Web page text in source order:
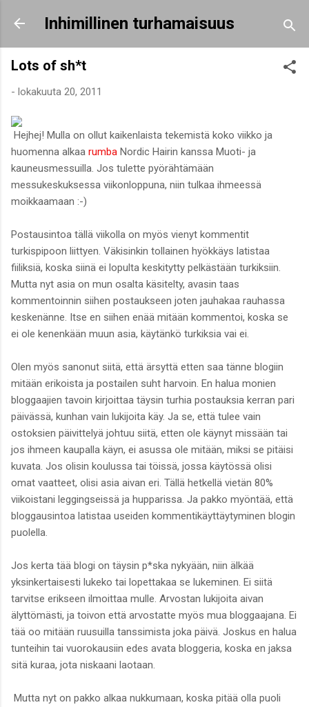
Siirry pääsisältöön
Inhimillinen turhamaisuus
Lots of sh*t
- lokakuuta 20, 2011
Hejhej! Mulla on ollut kaikenlaista tekemistä koko viikko ja
huomenna alkaa rumba Nordic Hairin kanssa Muoti- ja
kauneusmessuilla. Jos tulette pyörähtämään
messukeskuksessa viikonloppuna, niin tulkaa ihmeessä
moikkaamaan :-)
Postausintoa tällä viikolla on myös vienyt kommentit
turkispipoon liittyen. Väkisinkin tollainen hyökkäys latistaa
fiiliksiä, koska siinä ei lopulta keskitytty pelkästään turkiksiin.
Mutta nyt asia on mun osalta käsitelty, avasin taas
kommentoinnin siihen postaukseen joten jauhakaa rauhassa
keskenänne. Itse en siihen enää mitään kommentoi, koska se
ei ole kenenkään muun asia, käytänkö turkiksia vai ei.
Olen myös sanonut siitä, että ärsyttä etten saa tänne blogiin
mitään erikoista ja postailen suht harvoin. En halua monien
bloggaajien tavoin kirjoittaa täysin turhia postauksia kerran pari
päivässä, kunhan vain lukijoita käy. Ja se, että tulee vain
ostoksien päivittelyä johtuu siitä, etten ole käynyt missään tai
jos ihmeen kaupalla käyn, ei asussa ole mitään, miksi se pitäisi
kuvata. Jos olisin koulussa tai töissä, jossa käytössä olisi
omat vaatteet, olisi asia aivan eri. Tällä hetkellä vietän 80%
viikoistani leggingseissä ja hupparissa. Ja pakko myöntää, että
bloggausintoa latistaa useiden kommentikäyttäytyminen blogin
puolella.
Jos kerta tää blogi on täysin p*ska nykyään, niin älkää
yksinkertaisesti lukeko tai lopettakaa se lukeminen. Ei siitä
tarvitse erikseen ilmoittaa mulle. Arvostan lukijoita aivan
älyttömästi, ja toivon että arvostatte myös mua bloggaajana. Ei
tää oo mitään ruusuilla tanssimista joka päivä. Joskus en halua
tunteihin tai vuorokausiin edes avata bloggeria, koska en jaksa
sitä kuraa, jota niskaani laotaan.
Mutta nyt on pakko alkaa nukkumaan, koska pitää olla puoli